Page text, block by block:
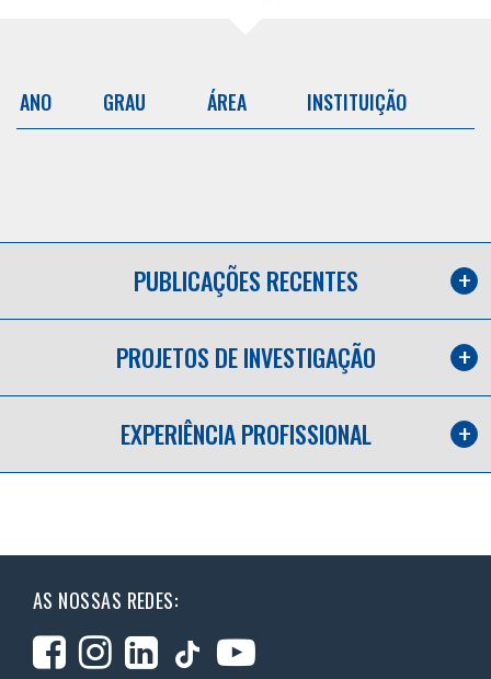
ANO GRAU ÁREA INSTITUIÇÃO
PUBLICAÇÕES RECENTES
PROJETOS DE INVESTIGAÇÃO
EXPERIÊNCIA PROFISSIONAL
AS NOSSAS REDES: